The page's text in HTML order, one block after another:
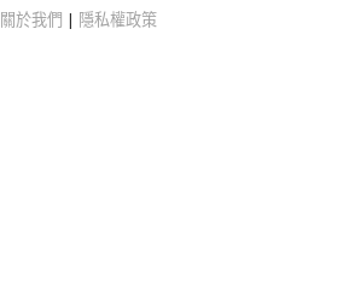
關於我們 | 隱私權政策